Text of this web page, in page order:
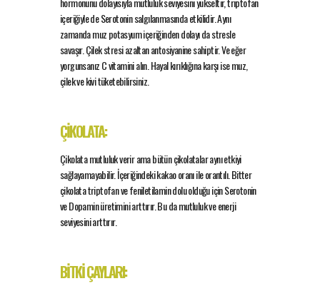
içeriğiyle de Serotonin salgılanmasında etkilidir. Aynı
zamanda muz potasyum içeriğinden dolayı da stresle
savaşır. Çilek stresi azaltan antosiyanine sahiptir. Ve eğer
yorgunsanız C vitamini alın. Hayal kırıklığına karşı ise muz,
çilek ve kivi tüketebilirsiniz.
ÇİKOLATA:
Çikolata mutluluk verir ama bütün çikolatalar aynı etkiyi
sağlayamayabilir. İçeriğindeki kakao oranı ile orantılı. Bitter
çikolata triptofan ve feniletilamin dolu olduğu için Serotonin
ve Dopamin üretimini arttırır. Bu da mutluluk ve enerji
seviyesini arttırır.
BİTKİ ÇAYLARI: